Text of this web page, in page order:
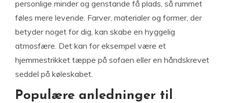
personlige minder og genstande få plads, så rummet
føles mere levende. Farver, materialer og former, der
betyder noget for dig, kan skabe en hyggelig
atmosfære. Det kan for eksempel være et
hjemmestrikket tæppe på sofaen eller en håndskrevet
seddel på køleskabet.
Populære anledninger til